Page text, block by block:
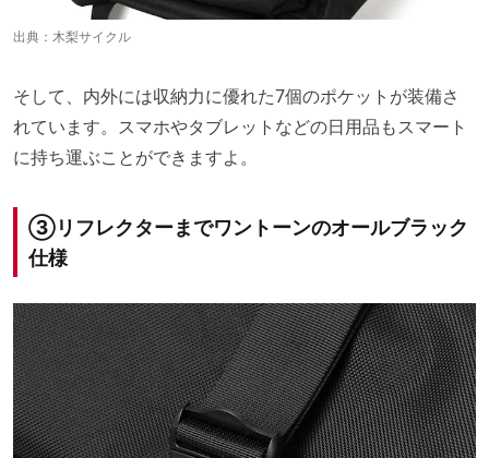
出典： 木梨サイクル
そして、内外には収納力に優れた7個のポケットが装備さ
れています。スマホやタブレットなどの日用品もスマート
に持ち運ぶことができますよ。
③リフレクターまでワントーンのオールブラック
仕様